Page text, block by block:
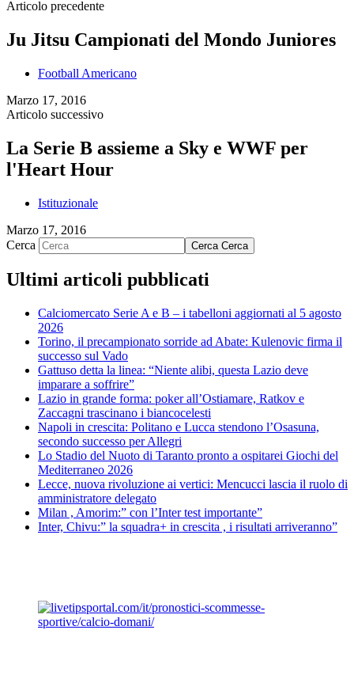
Articolo precedente
Ju Jitsu Campionati del Mondo Juniores
Football Americano
Marzo 17, 2016
Articolo successivo
La Serie B assieme a Sky e WWF per
l'Heart Hour
Istituzionale
Marzo 17, 2016
Cerca
Cerca Cerca
Ultimi articoli pubblicati
Calciomercato Serie A e B – i tabelloni aggiornati al 5 agosto
2026
Torino, il precampionato sorride ad Abate: Kulenovic firma il
successo sul Vado
Gattuso detta la linea: “Niente alibi, questa Lazio deve
imparare a soffrire”
Lazio in grande forma: poker all’Ostiamare, Ratkov e
Zaccagni trascinano i biancocelesti
Napoli in crescita: Politano e Lucca stendono l’Osasuna,
secondo successo per Allegri
Lo Stadio del Nuoto di Taranto pronto a ospitarei Giochi del
Mediterraneo 2026
Lecce, nuova rivoluzione ai vertici: Mencucci lascia il ruolo di
amministratore delegato
Milan , Amorim:” con l’Inter test importante”
Inter, Chivu:” la squadra+ in crescita , i risultati arriveranno”